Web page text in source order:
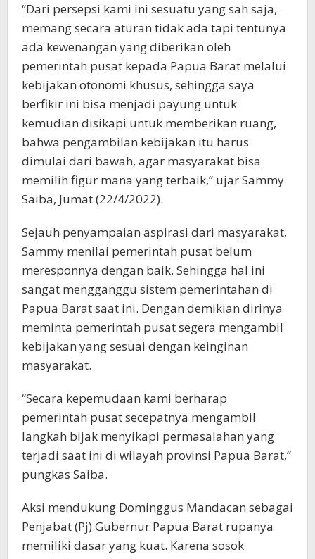
“Dari persepsi kami ini sesuatu yang sah saja,
memang secara aturan tidak ada tapi tentunya
ada kewenangan yang diberikan oleh
pemerintah pusat kepada Papua Barat melalui
kebijakan otonomi khusus, sehingga saya
berfikir ini bisa menjadi payung untuk
kemudian disikapi untuk memberikan ruang,
bahwa pengambilan kebijakan itu harus
dimulai dari bawah, agar masyarakat bisa
memilih figur mana yang terbaik,” ujar Sammy
Saiba, Jumat (22/4/2022).
Sejauh penyampaian aspirasi dari masyarakat,
Sammy menilai pemerintah pusat belum
meresponnya dengan baik. Sehingga hal ini
sangat mengganggu sistem pemerintahan di
Papua Barat saat ini. Dengan demikian dirinya
meminta pemerintah pusat segera mengambil
kebijakan yang sesuai dengan keinginan
masyarakat.
“Secara kepemudaan kami berharap
pemerintah pusat secepatnya mengambil
langkah bijak menyikapi permasalahan yang
terjadi saat ini di wilayah provinsi Papua Barat,”
pungkas Saiba.
Aksi mendukung Dominggus Mandacan sebagai
Penjabat (Pj) Gubernur Papua Barat rupanya
memiliki dasar yang kuat. Karena sosok